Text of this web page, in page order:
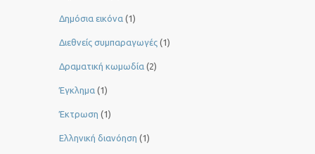
Δημόσια εικόνα (1)
Διεθνείς συμπαραγωγές (1)
Δραματική κωμωδία (2)
Έγκλημα (1)
Έκτρωση (1)
Ελληνική διανόηση (1)